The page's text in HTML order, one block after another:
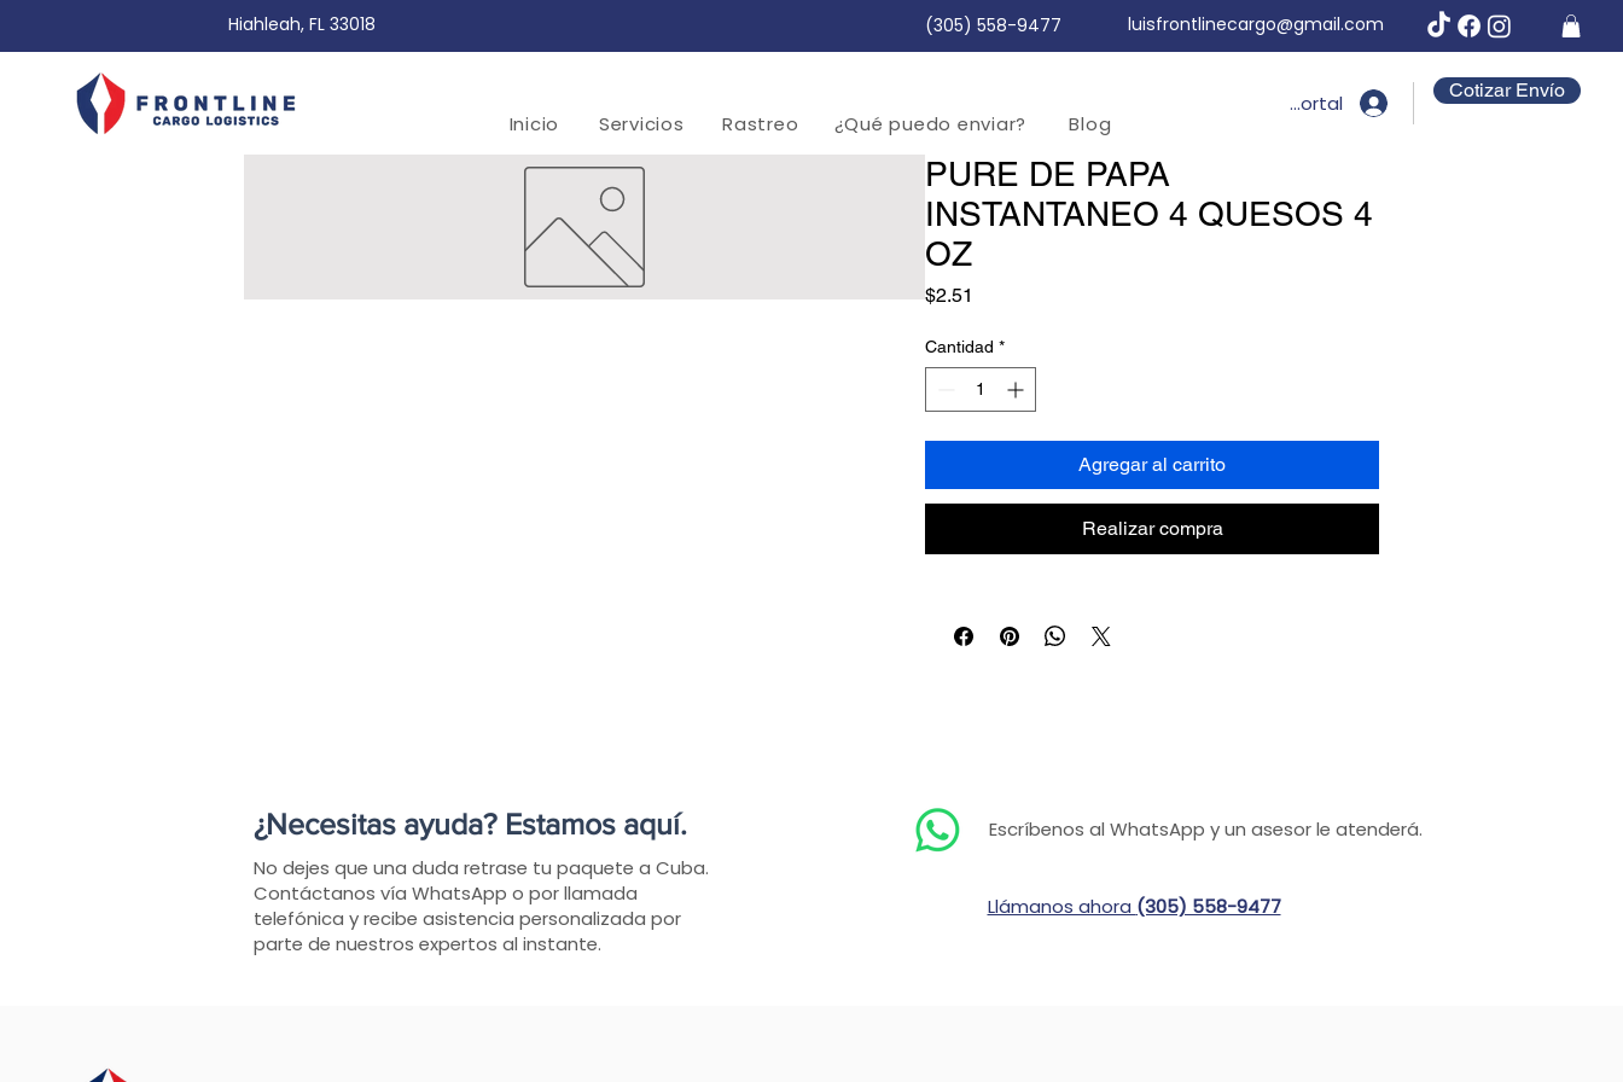
Hiahleah, FL 33018 (305) 558-9477 luisfrontlinecargo@gmail.com
Inicio Servicios Rastreo ¿Qué puedo enviar? Blog
Cotizar Envío
Portal
PURE DE PAPA
INSTANTANEO 4 QUESOS 4
OZ
$2.51
Cantidad *
Agregar al carrito
Realizar compra
¿Necesitas ayuda? Estamos aquí.
No dejes que una duda retrase tu paquete a Cuba.
Contáctanos vía WhatsApp o por llamada
telefónica y recibe asistencia personalizada por
parte de nuestros expertos al instante.
Escríbenos al WhatsApp y un asesor le atenderá.
Llámanos ahora (305) 558-9477